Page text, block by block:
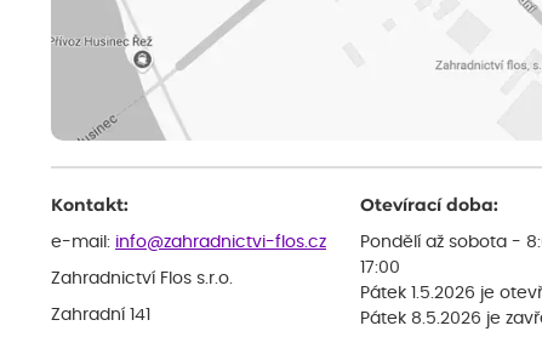
Kontakt:
e-mail: info@zahradnictvi-flos.cz
Zahradnictví Flos s.r.o.
Zahradní 141
Otevírací doba:
Pondělí až sobota -
17:00
Pátek 1.5.2026 je
Pátek 8.5.2026 je